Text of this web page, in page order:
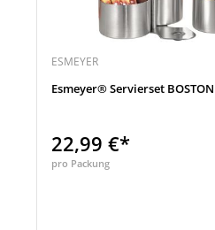
ESMEYER
Esmeyer® Servierset BOSTON
22,99 €*
pro Packung